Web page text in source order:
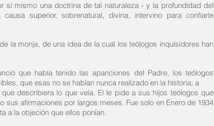
mismo una doctrina de tal naturaleza - y la profundidad del
superior, sobrenatural, divina, intervino para confiarle
la monja, de una idea de la cuál los teólogos inquisidores han
que había tenido las apariciones del Padre, los teólogos
que esas no se habían nunca realizado en la historia; a
describiera lo que veía. El le pide a sus hijos teólogos que
afirmaciones por largos meses. Fue solo en Enero de 1934
a la objeción que ellos ponían.